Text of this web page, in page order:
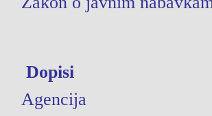
Dopisi
Agencija